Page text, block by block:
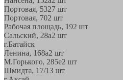
Портовая, 5327 шт
Портовая, 702 шт
Рабочая площадь, 192 шт
Сальский, 28a2 шт
г.Батайск
Ленина, 168а2 шт
М.Горького, 285е2 шт
Шмидта, 17/13 шт